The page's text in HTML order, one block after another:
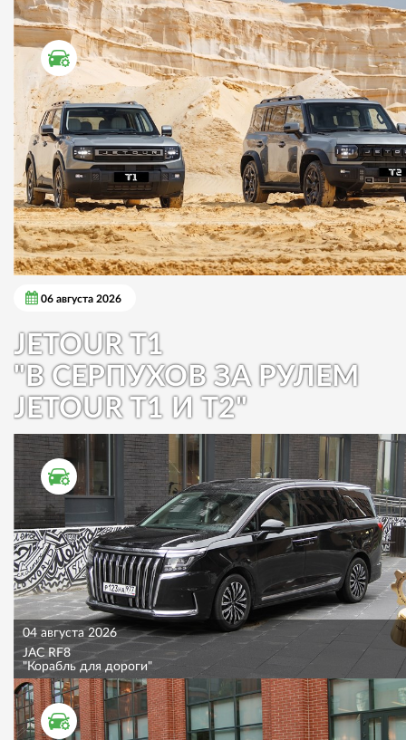
ТЕСТ ДРАЙВ
06 августа 2026
JETOUR T1
"В СЕРПУХОВ ЗА РУЛЕМ
JETOUR T1 И T2"
ТЕСТ ДРАЙВ
04 августа 2026
JAC RF8
"Корабль для дороги"
ТЕСТ ДРАЙВ